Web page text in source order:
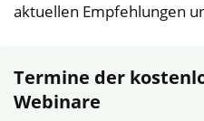
aktuellen Empfehlungen
Termine der
Webinare